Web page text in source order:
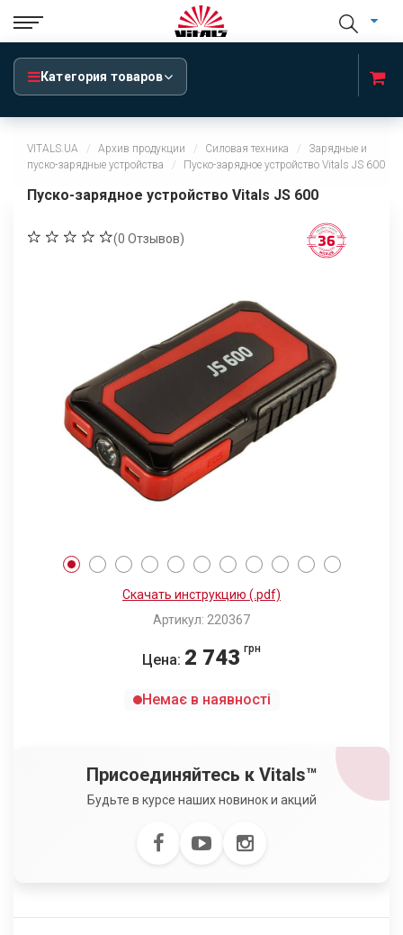
Категория товаров
VITALS.UA Архив продукции Силовая техника
Зарядные и
пуско-зарядные устройства
Пуско-зарядное устройство Vitals JS 600
Пуско-зарядное устройство Vitals JS 600
(0 Отзывов)
Скачать инструкцию (.pdf)
Артикул: 220367
Цена: 2 743 грн
Немає в наявності
Присоединяйтесь к Vitals™
Будьте в курсе наших новинок и акций